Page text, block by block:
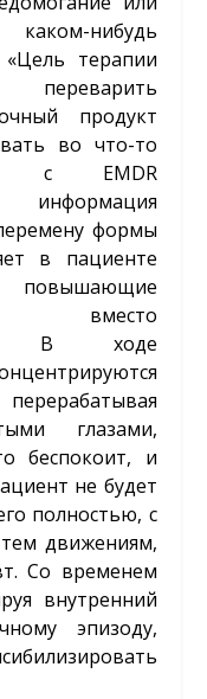
нибудь
терапии
продукт
во что-то
с EMDR
формы
в пациенте
ходе
глазами,
беспокоит, и
не будет
полностью, с
движениям,
Со временем
внутренний
эпизоду,